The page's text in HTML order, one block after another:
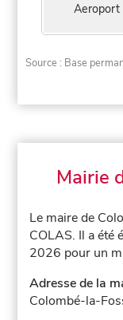
Aeroport
Source : Base
Mairie
Le maire de
COLAS. Il a été
2026 pour un
Adresse de la
Colombé-la-